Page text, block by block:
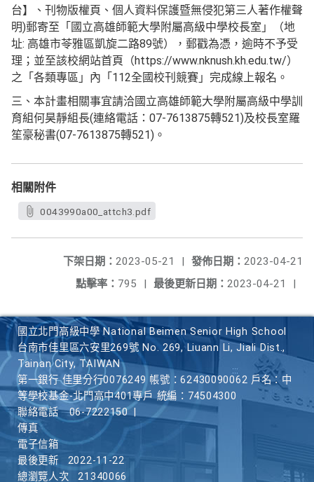
台】、刊物版權頁、個人資料保護暨無侵犯第三人著作權聲
明)郵寄至「國立高雄師範大學附屬高級中學校長室」（地
址: 高雄市苓雅區凱旋二路89號），郵戳為憑，逾時不予受
理；並至該校網站首頁（https://www.nknush.kh.edu.tw/）
之「各類專區」內「112全國校刊競賽」完成線上報名。
三、本計畫相關事宜請洽國立高雄師範大學附屬高級中學訓
育組何昊靜組長(連絡電話：07-7613875轉521)及校長室羅
笙豪秘書(07-7613875轉521)。
相關附件
0043990a00_attch3.pdf
發佈日期： 2023-04-21
下架日期： 2023-05-21
|
最後更新日期： 2023-04-21 |
點擊率： 795 |
國立北門高級中學 National Beimen Senior High School
台南市佳里區六安里269號 No. 269, Liuann Li, Jiali Dist.,
Tainan City, TAIWAN
第一銀行 佳里分行0076249 帳號：62430090062 戶名：中
等學校基金-北門高中401專戶 統編：74504300
聯絡電話
06-7222150
傳真
電子信箱
最後更新
2022-11-22
總瀏覽人次
21340066